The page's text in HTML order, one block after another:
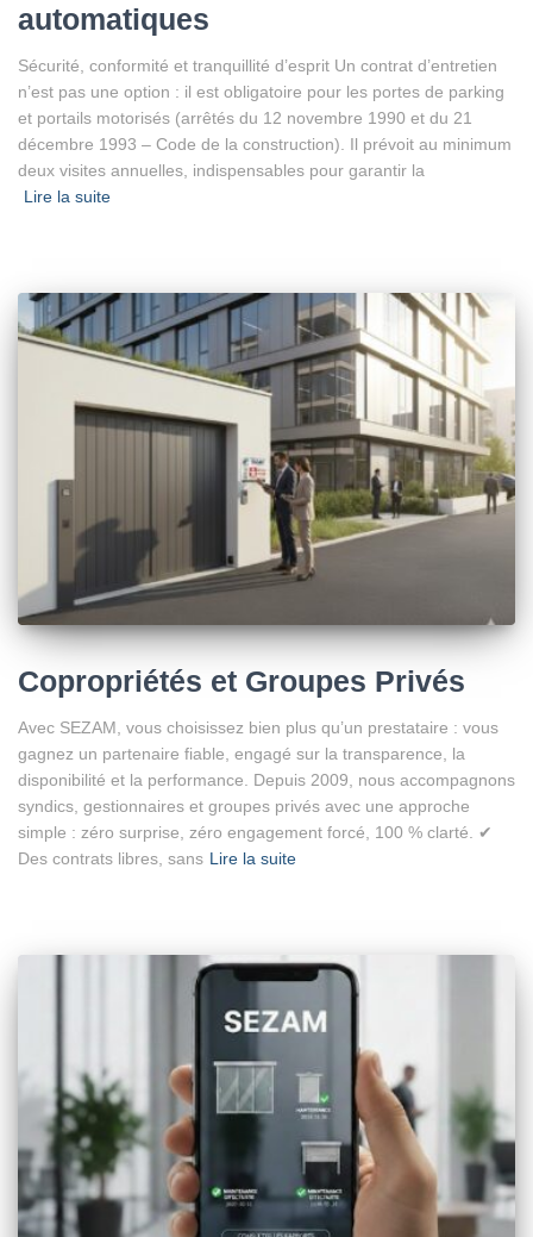
automatiques
Sécurité, conformité et tranquillité d’esprit Un contrat d’entretien
n’est pas une option : il est obligatoire pour les portes de parking
et portails motorisés (arrêtés du 12 novembre 1990 et du 21
décembre 1993 – Code de la construction). Il prévoit au minimum
deux visites annuelles, indispensables pour garantir la
Lire la suite
Copropriétés et Groupes Privés
Avec SEZAM, vous choisissez bien plus qu’un prestataire : vous
gagnez un partenaire fiable, engagé sur la transparence, la
disponibilité et la performance. Depuis 2009, nous accompagnons
syndics, gestionnaires et groupes privés avec une approche
simple : zéro surprise, zéro engagement forcé, 100 % clarté. ✔
Des contrats libres, sans Lire la suite